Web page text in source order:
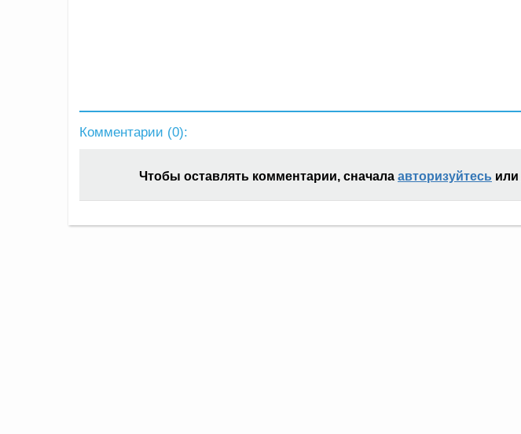
Комментарии (0):
Чтобы оставлять комментарии, сначала авторизуйтесь или